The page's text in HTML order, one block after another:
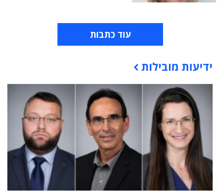
עוד כתבות
תוכן פרסומי
ידיעות מובילות